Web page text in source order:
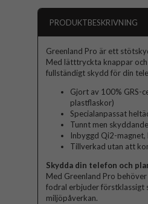
PRODUKTBESKRIVNING
Greenland Pro är ett
Med lätttryckta knappar
fullständigt skydd för din
Gjort av 100% GRS-
plastflaskor)
Specialanpassat
Tunnt men
Inbyggd Qi2-
Tillverkad utan att
Skydda din telefon och
Med Greenland Pro
fodral erbjuder förstklassigt
miljöpåverkan.